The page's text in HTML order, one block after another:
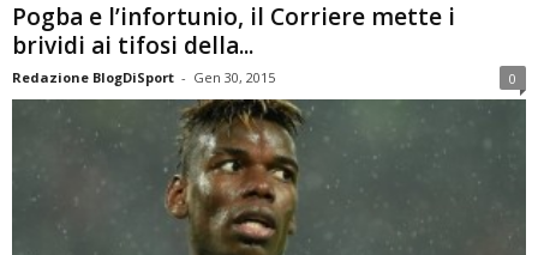
Pogba e l’infortunio, il Corriere mette i
brividi ai tifosi della...
Redazione BlogDiSport - Gen 30, 2015 0